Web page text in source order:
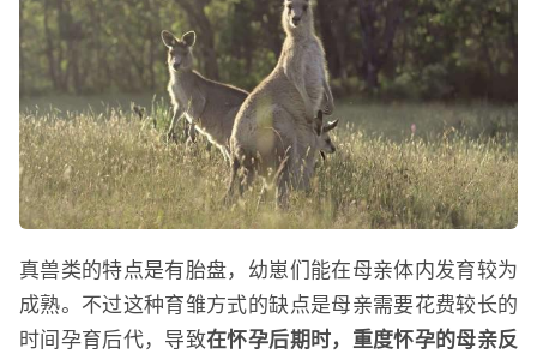
真兽类的特点是有胎盘，幼崽们能在母亲体内发育较为
成熟。不过这种育雏方式的缺点是母亲需要花费较长的
时间孕育后代，导致在怀孕后期时，重度怀孕的母亲反